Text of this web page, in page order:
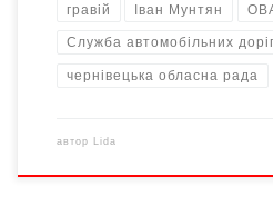
гравій Іван Мунтян
Служба автомобільних доріг
чернівецька обласна рада
автор Lida